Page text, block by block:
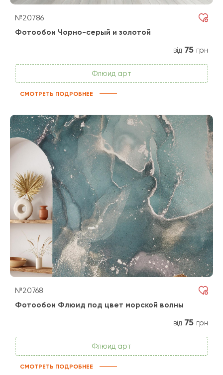
№20786
Фотообои Чорно-серый и золотой
від 75 грн
Флюид арт
СМОТРЕТЬ ПОДРОБНЕЕ
№20768
Фотообои Флюид под цвет морской волны
від 75 грн
Флюид арт
СМОТРЕТЬ ПОДРОБНЕЕ